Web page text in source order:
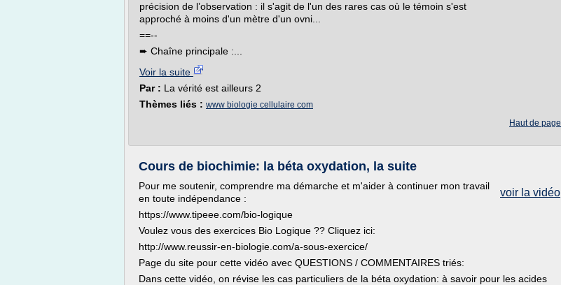
précision de l’observation : il s'agit de l'un des rares cas où le témoin s'est
approché à moins d'un mètre d'un ovni...
==--
➨ Chaîne principale :...
Voir la suite
Par : La vérité est ailleurs 2
Thèmes liés : www biologie cellulaire com
Haut de page
Cours de biochimie: la béta oxydation, la suite
voir la vidéo
Pour me soutenir, comprendre ma démarche et m'aider à continuer mon travail
en toute indépendance :
https://www.tipeee.com/bio-logique
Voulez vous des exercices Bio Logique ?? Cliquez ici:
http://www.reussir-en-biologie.com/a-sous-exercice/
Page du site pour cette vidéo avec QUESTIONS / COMMENTAIRES triés:
Dans cette vidéo, on révise les cas particuliers de la béta oxydation: à savoir pour les acides